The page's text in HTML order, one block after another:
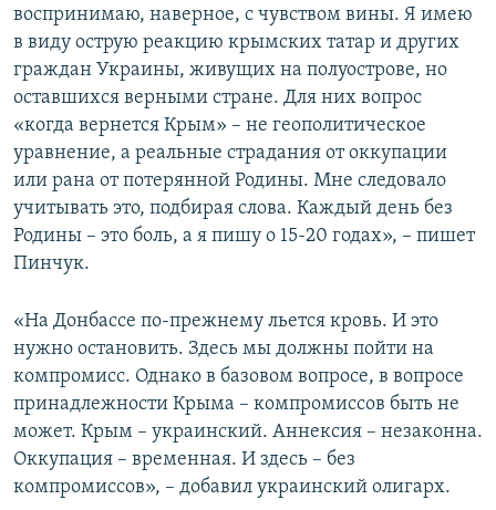
воспринимаю, наверное, с чувством вины. Я имею
в виду острую реакцию крымских татар и других
граждан Украины, живущих на полуострове, но
оставшихся верными стране. Для них вопрос
«когда вернется Крым» – не геополитическое
уравнение, а реальные страдания от оккупации
или рана от потерянной Родины. Мне следовало
учитывать это, подбирая слова. Каждый день без
Родины – это боль, а я пишу о 15-20 годах», – пишет
Пинчук.
«На Донбассе по-прежнему льется кровь. И это
нужно остановить. Здесь мы должны пойти на
компромисс. Однако в базовом вопросе, в вопросе
принадлежности Крыма – компромиссов быть не
может. Крым – украинский. Аннексия – незаконна.
Оккупация – временная. И здесь – без
компромиссов», – добавил украинский олигарх.